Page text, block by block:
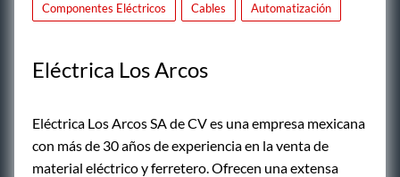
Componentes Eléctricos Cables Automatización
Eléctrica Los Arcos
Eléctrica Los Arcos SA de CV es una empresa mexicana
con más de 30 años de experiencia en la venta de
material eléctrico y ferretero. Ofrecen una extensa